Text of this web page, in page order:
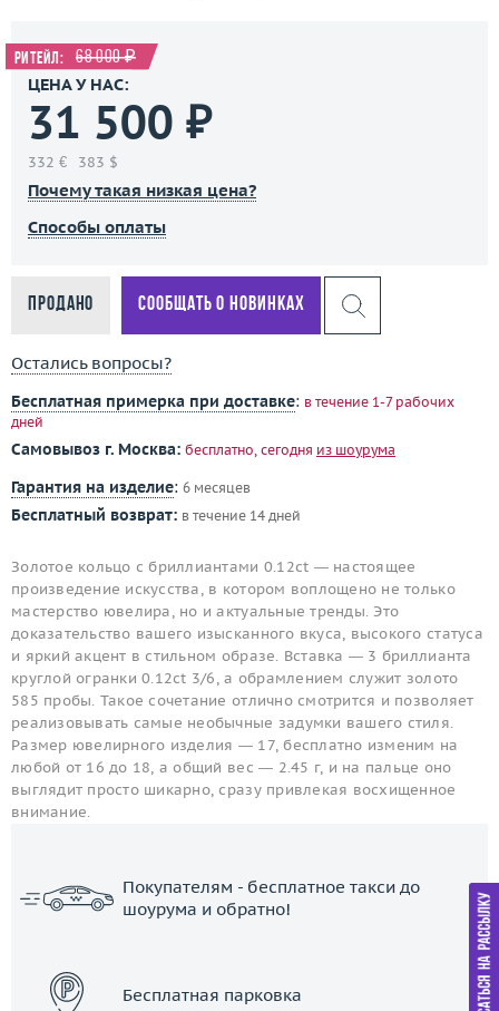
Ритейл: 68 000 ₽
ЦЕНА У НАС:
31 500 ₽
332 € 383 $
Почему такая низкая цена?
Способы оплаты
Продано Сообщать о новинках
Остались вопросы?
Бесплатная примерка при доставке: в течение 1-7 рабочих
дней
Самовывоз г. Москва: бесплатно, сегодня из шоурума
Гарантия на изделие: 6 месяцев
Бесплатный возврат: в течение 14 дней
Золотое кольцо с бриллиантами 0.12ct — настоящее
произведение искусства, в котором воплощено не только
мастерство ювелира, но и актуальные тренды. Это
доказательство вашего изысканного вкуса, высокого статуса
и яркий акцент в стильном образе. Вставка — 3 бриллианта
круглой огранки 0.12ct 3/6, а обрамлением служит золото
585 пробы. Такое сочетание отлично смотрится и позволяет
реализовывать самые необычные задумки вашего стиля.
Размер ювелирного изделия — 17, бесплатно изменим на
любой от 16 до 18, а общий вес — 2.45 г, и на пальце оно
выглядит просто шикарно, сразу привлекая восхищенное
внимание.
Покупателям - бесплатное такси до
шоурума и обратно!
Бесплатная парковка